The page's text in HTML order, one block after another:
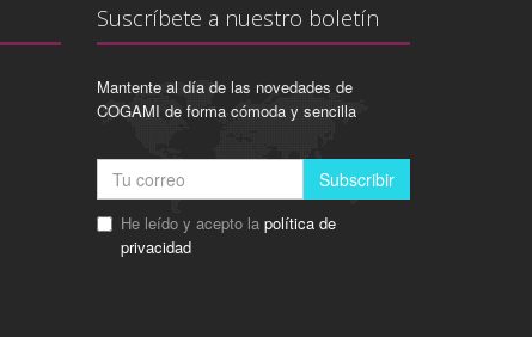
Suscríbete a nuestro boletín
Mantente al día de las novedades de
COGAMI de forma cómoda y sencilla
Subscribir
He leído y acepto la política de
privacidad